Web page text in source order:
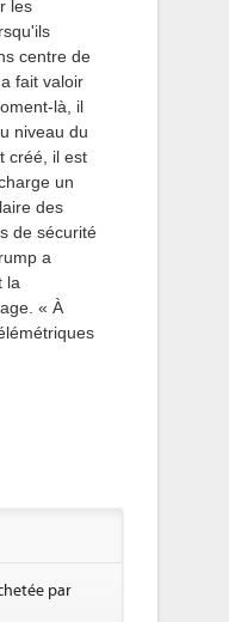
les
centre de
fait valoir
là, il
niveau du
créé, il est
un
des
de sécurité
a
la
« À
par